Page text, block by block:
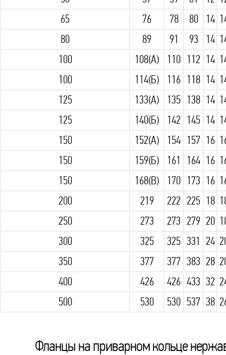
65
76 78 80 14
80
89 91 93 14
100
108(А) 110 112 14
100
114(Б) 116 118 14
125
133(А) 135 138 14
125
140(Б) 142 145 14
150
152(А) 154 157 16
150
159(Б) 161 164 16
150
168(В) 170 173 16
200
219 222 225 18
250
273 273 279 20
300
325 325 331 24
350
377 377 383 28
400
426 426 433 32
500
530 530 537 38
Фланцы на приварном кольце